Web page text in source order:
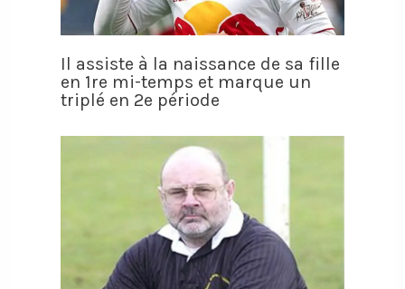
Il assiste à la naissance de sa fille
en 1re mi-temps et marque un
triplé en 2e période